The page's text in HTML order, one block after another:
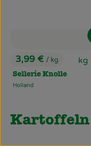
, Preis:
3,99 € / kg
Sellerie Knolle
, Herkunft:
Holland
Kartoffeln